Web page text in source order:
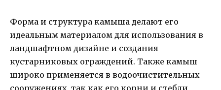
Форма и структура камыша делают его
идеальным материалом для использования в
ландшафтном дизайне и создания
кустарниковых ограждений. Также камыш
широко применяется в водоочистительных